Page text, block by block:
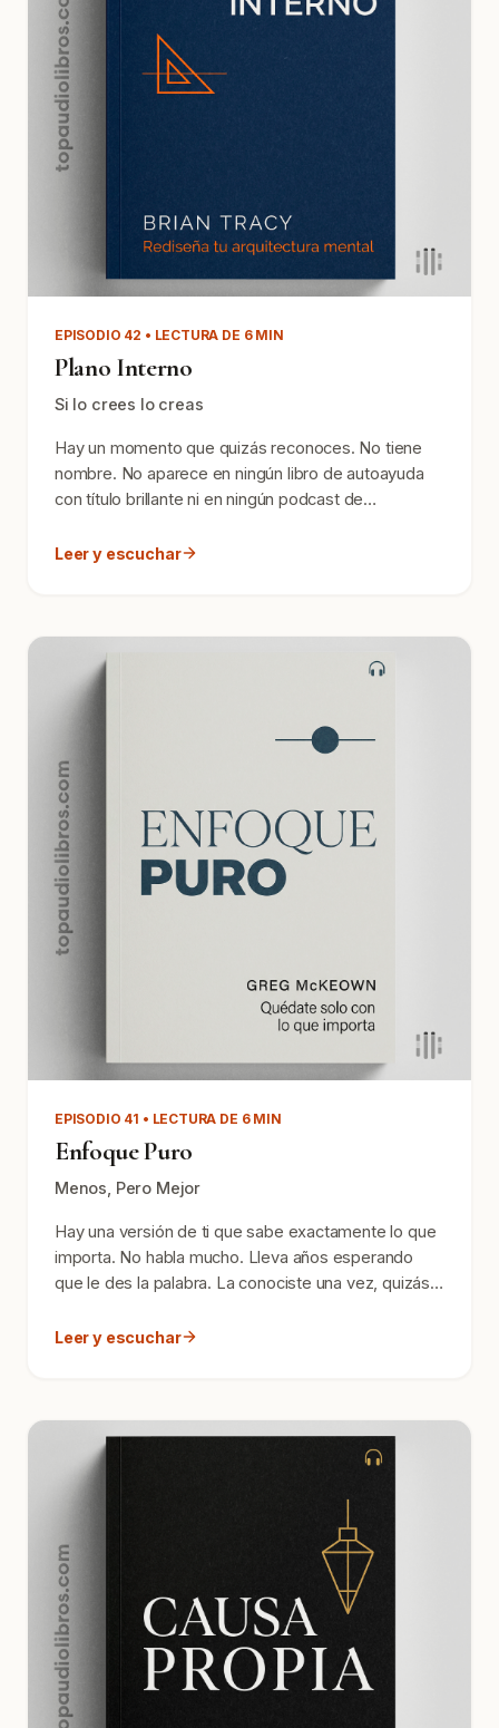
EPISODIO 42 • LECTURA DE 6 MIN
Plano Interno
Si lo crees lo creas
Hay un momento que quizás reconoces. No tiene
nombre. No aparece en ningún libro de autoayuda
con título brillante ni en ningún podcast de
Leer y escuchar
EPISODIO 41 • LECTURA DE 6 MIN
Enfoque Puro
Menos, Pero Mejor
Hay una versión de ti que sabe exactamente lo que
importa. No habla mucho. Lleva años esperando
que le des la palabra. La conociste una vez, quizás
Leer y escuchar